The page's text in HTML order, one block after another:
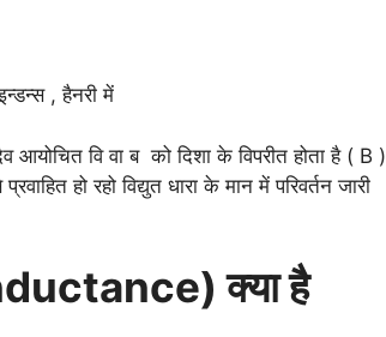
, हैनरी में
आयोचित वि वा ब को दिशा के विपरीत होता है ( B )
हो रहो विद्युत धारा के मान में परिवर्तन जारी
क्या है